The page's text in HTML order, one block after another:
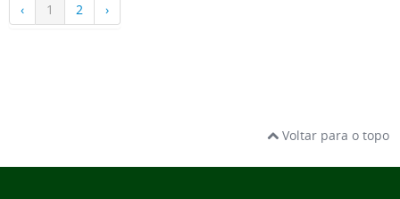
‹ 1 2 ›
Voltar para o topo